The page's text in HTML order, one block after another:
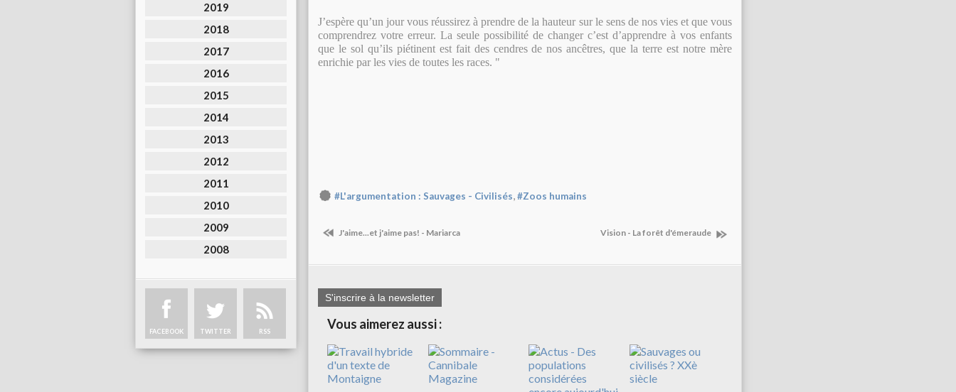
2019
2018
2017
2016
2015
2014
2013
2012
2011
2010
2009
2008
FACEBOOK TWITTER RSS
J’espère qu’un jour vous réussirez à prendre de la hauteur sur le sens de nos vies et que vous
comprendrez votre erreur. La seule possibilité de changer c’est d’apprendre à vos enfants
que le sol qu’ils piétinent est fait des cendres de nos ancêtres, que la terre est notre mère
enrichie par les vies de toutes les races. "
#L'argumentation : Sauvages - Civilisés,#Zoos humains
J'aime...et j'aime pas! - Mariarca Vision - La forêt d'émeraude
S'inscrire à la newsletter
Vous aimerez aussi :